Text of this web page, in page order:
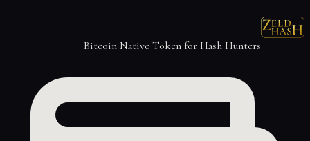
Bitcoin Native Token for Hash Hunters